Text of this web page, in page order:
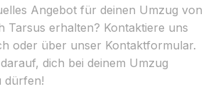
Angebot für deinen Umzug von
Tarsus erhalten? Kontaktiere uns
oder über unser Kontaktformular.
dich bei deinem Umzug
dürfen!